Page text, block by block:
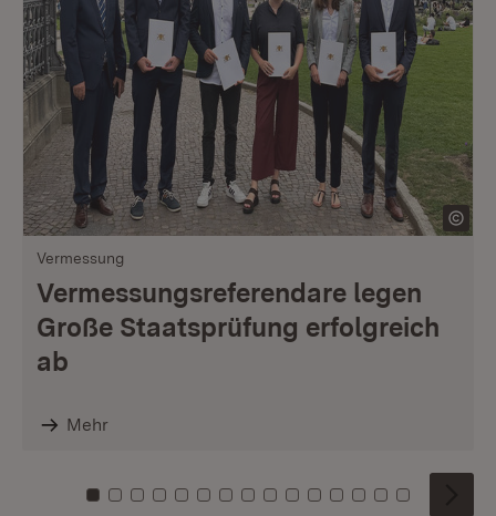
Vermessung
Vermessungsreferendare legen
Große Staatsprüfung erfolgreich
ab
Mehr
Zu Kachel: 0
Zu Kachel: 1
Zu Kachel: 2
Zu Kachel: 3
Zu Kachel: 4
Zu Kachel: 5
Zu Kachel: 6
Zu Kachel: 7
Zu Kachel: 8
Zu Kachel: 9
Zu Kachel: 10
Zu Kachel: 11
Zu Kachel: 12
Zu Kachel:
Zu